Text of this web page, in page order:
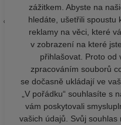
zážitkem. Abyste na
hledáte, ušetřili spoustu
reklamy na věci, které
v zobrazení na které
přihlašovat. Proto od
zpracováním souborů
se dočasně ukládají ve
„V pořádku“ souhlasíte s
vám poskytovali
vašich údajů. Svůj